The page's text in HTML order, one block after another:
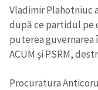
Vladimir Plahotniuc
după ce partidul pe
puterea
ACUM și PSRM,
Procuratura